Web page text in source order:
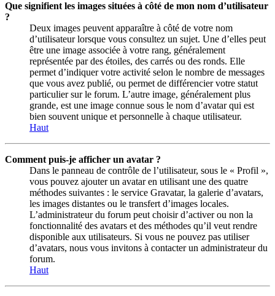
Que signifient les images situées à côté de mon nom d’utilisateur
?
Deux images peuvent apparaître à côté de votre nom
d’utilisateur lorsque vous consultez un sujet. Une d’elles peut
être une image associée à votre rang, généralement
représentée par des étoiles, des carrés ou des ronds. Elle
permet d’indiquer votre activité selon le nombre de messages
que vous avez publié, ou permet de différencier votre statut
particulier sur le forum. L’autre image, généralement plus
grande, est une image connue sous le nom d’avatar qui est
bien souvent unique et personnelle à chaque utilisateur.
Haut
Comment puis-je afficher un avatar ?
Dans le panneau de contrôle de l’utilisateur, sous le « Profil »,
vous pouvez ajouter un avatar en utilisant une des quatre
méthodes suivantes : le service Gravatar, la galerie d’avatars,
les images distantes ou le transfert d’images locales.
L’administrateur du forum peut choisir d’activer ou non la
fonctionnalité des avatars et des méthodes qu’il veut rendre
disponible aux utilisateurs. Si vous ne pouvez pas utiliser
d’avatars, nous vous invitons à contacter un administrateur du
forum.
Haut